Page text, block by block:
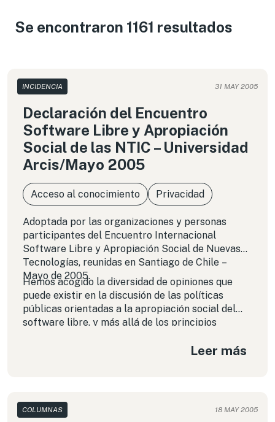
Se encontraron 1161 resultados
INCIDENCIA 31 MAY 2005
Declaración del Encuentro
Software Libre y Apropiación
Social de las NTIC – Universidad
Arcis/Mayo 2005
Acceso al conocimiento Privacidad
Adoptada por las organizaciones y personas
participantes del Encuentro Internacional
Software Libre y Apropiación Social de Nuevas
Tecnologías, reunidas en Santiago de Chile –
Mayo de 2005.
Hemos acogido la diversidad de opiniones que
puede existir en la discusión de las políticas
públicas orientadas a la apropiación social del
software libre, y más allá de los principios
tenerse en cuenta por los gobiernos y la propia
software y tecnologías libres.
Leer más
COLUMNAS 18 MAY 2005